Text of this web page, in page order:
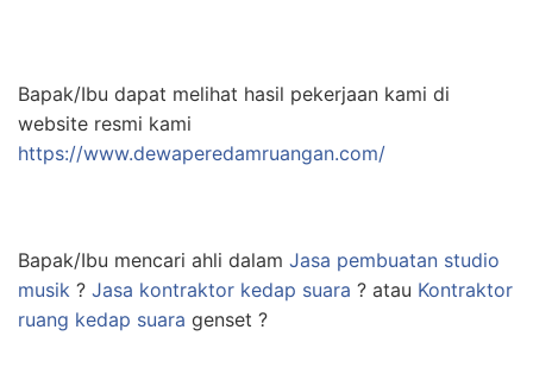
Bapak/Ibu dapat melihat hasil pekerjaan kami di
website resmi kami
https://www.dewaperedamruangan.com/
Bapak/Ibu mencari ahli dalam Jasa pembuatan studio
musik ? Jasa kontraktor kedap suara ? atau Kontraktor
ruang kedap suara genset ?